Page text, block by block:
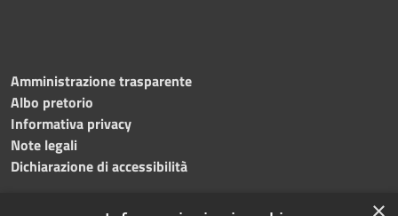
Amministrazione trasparente
Albo pretorio
Informativa privacy
Note legali
Dichiarazione di accessibilità